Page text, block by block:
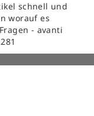
schnell und
worauf es
- avanti